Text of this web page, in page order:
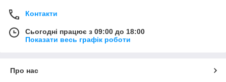
Контакти
Сьогодні працює з 09:00 до 18:00
Показати весь графік роботи
Про нас